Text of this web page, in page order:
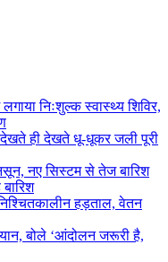
निःशुल्क स्वास्थ्य शिविर,
ही देखते धू-धूकर जली पूरी
नए सिस्टम से तेज बारिश
हड़ताल, वेतन
बोले ‘आंदोलन जरूरी है,